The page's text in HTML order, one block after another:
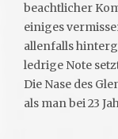
beachtlicher
einiges
allenfalls
ledrige Note
Die Nase des
als man bei 23